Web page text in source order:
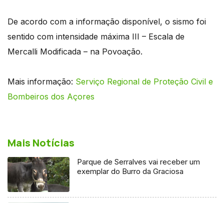
De acordo com a informação disponível, o sismo foi
sentido com intensidade máxima III – Escala de
Mercalli Modificada – na Povoação.
Mais informação: Serviço Regional de Proteção Civil e
Bombeiros dos Açores
Mais Notícias
Parque de Serralves vai receber um
exemplar do Burro da Graciosa